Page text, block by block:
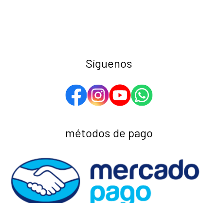
Síguenos
métodos de pago